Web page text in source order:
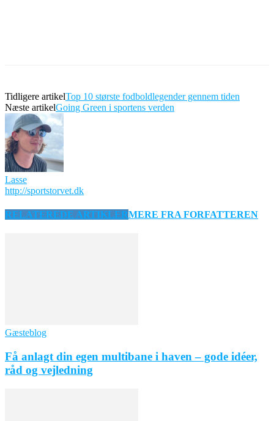
Tidligere artikelTop 10 største fodboldlegender gennem tiden
Næste artikelGoing Green i sportens verden
Lasse
http://sportstorvet.dk
RELATEREDE ARTIKLERMERE FRA FORFATTEREN
Gæsteblog
Få anlagt din egen multibane i haven – gode idéer,
råd og vejledning